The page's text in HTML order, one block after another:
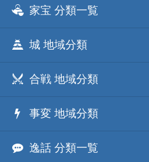
家宝 分類一覧
城 地域分類
合戦 地域分類
事変 地域分類
逸話 分類一覧